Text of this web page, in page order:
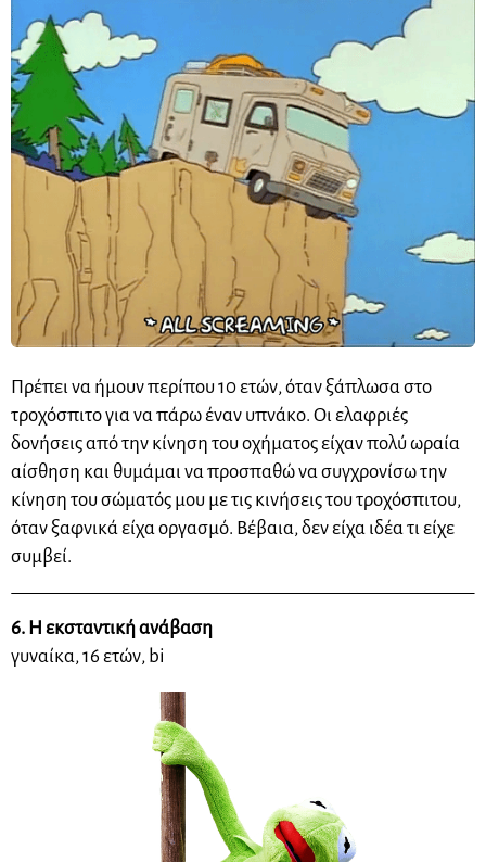
Πρέπει να ήμουν περίπου 10 ετών, όταν ξάπλωσα στο
τροχόσπιτο για να πάρω έναν υπνάκο. Οι ελαφριές
δονήσεις από την κίνηση του οχήματος είχαν πολύ ωραία
αίσθηση και θυμάμαι να προσπαθώ να συγχρονίσω την
κίνηση του σώματός μου με τις κινήσεις του τροχόσπιτου,
όταν ξαφνικά είχα οργασμό. Βέβαια, δεν είχα ιδέα τι είχε
συμβεί.
6. Η εκσταντική ανάβαση
γυναίκα, 16 ετών, bi